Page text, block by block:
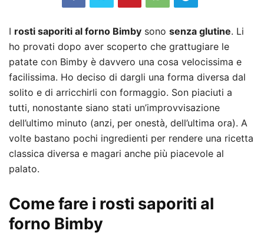
I rosti saporiti al forno Bimby sono senza glutine. Li
ho provati dopo aver scoperto che grattugiare le
patate con Bimby è davvero una cosa velocissima e
facilissima. Ho deciso di dargli una forma diversa dal
solito e di arricchirli con formaggio. Son piaciuti a
tutti, nonostante siano stati un’improvvisazione
dell’ultimo minuto (anzi, per onestà, dell’ultima ora). A
volte bastano pochi ingredienti per rendere una ricetta
classica diversa e magari anche più piacevole al
palato.
Come fare i rosti saporiti al
forno Bimby